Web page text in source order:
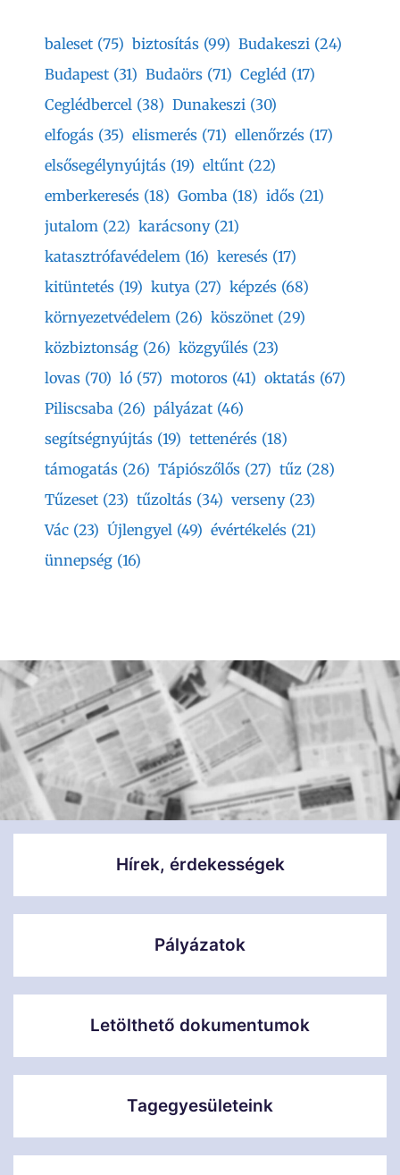
baleset (75) biztosítás (99) Budakeszi (24)
Budapest (31) Budaörs (71) Cegléd (17)
Ceglédbercel (38) Dunakeszi (30)
elfogás (35) elismerés (71) ellenőrzés (17)
elsősegélynyújtás (19) eltűnt (22)
emberkeresés (18) Gomba (18) idős (21)
jutalom (22) karácsony (21)
katasztrófavédelem (16) keresés (17)
kitüntetés (19) kutya (27) képzés (68)
környezetvédelem (26) köszönet (29)
közbiztonság (26) közgyűlés (23)
lovas (70) ló (57) motoros (41) oktatás (67)
Piliscsaba (26) pályázat (46)
segítségnyújtás (19) tettenérés (18)
támogatás (26) Tápiószőlős (27) tűz (28)
Tűzeset (23) tűzoltás (34) verseny (23)
Vác (23) Újlengyel (49) évértékelés (21)
ünnepség (16)
Hírek, érdekességek
Pályázatok
Letölthető dokumentumok
Tagegyesületeink